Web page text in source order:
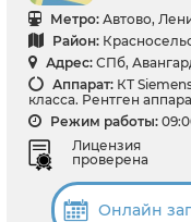
Метро: Автово,
Район:
Адрес: СПб,
Аппарат: КТ
класса. Рентген
Режим работы:
Лицензия
проверена
Онлайн